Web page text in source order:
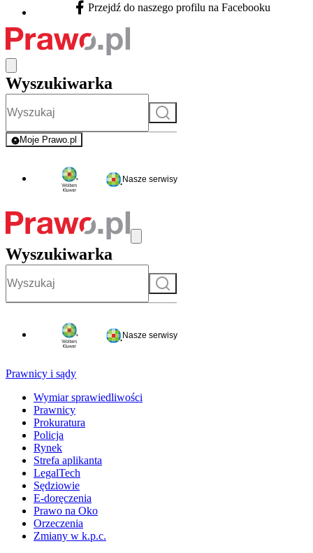
Facebook - otwiera się w nowej karcie
Przejdź do naszego profilu na Facebooku
Wyszukiwarka
Szukaj
Moje Prawo.pl
- rejestracja i logowanie do serwisu
Nasze serwisy
Wyszukiwarka
Szukaj
Nasze serwisy
Prawnicy i sądy
Wymiar sprawiedliwości
Prawnicy
Prokuratura
Policja
Rynek
Strefa aplikanta
LegalTech
Sędziowie
E-doręczenia
Prawo na Oko
Orzeczenia
Zmiany w k.p.c.